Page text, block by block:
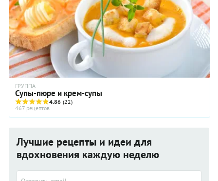
ГРУППА
Супы-пюре и крем-супы
4.86 (22)
467 рецептов
Лучшие рецепты и идеи для
вдохновения каждую неделю